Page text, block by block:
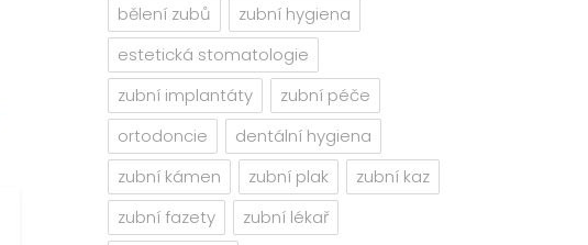
bělení zubů
zubní hygiena
estetická stomatologie
zubní implantáty
zubní péče
ortodoncie
dentální hygiena
zubní kámen
zubní plak
zubní kaz
zubní fazety
zubní lékař